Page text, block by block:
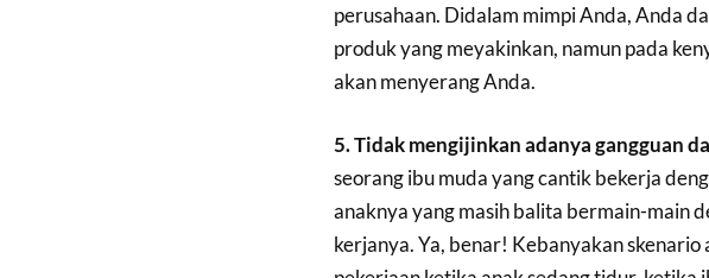
perusahaan. Didalam mimpi Anda, Anda
produk yang meyakinkan, namun pada
akan menyerang Anda.
5. Tidak mengijinkan adanya gangguan
seorang ibu muda yang cantik bekerja
anaknya yang masih balita bermain-main
kerjanya. Ya, benar! Kebanyakan